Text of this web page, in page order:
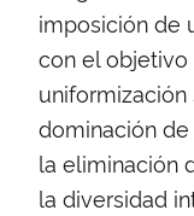
imposición de
con el objetivo
dominación
la eliminación
la diversidad